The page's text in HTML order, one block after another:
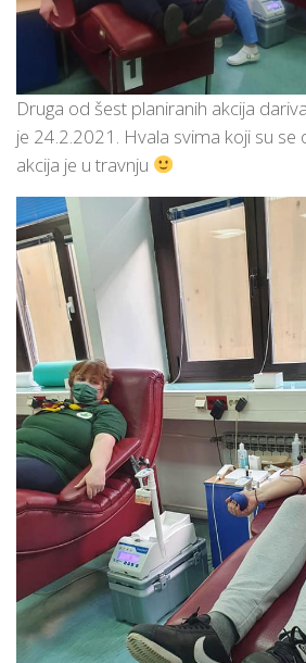
Druga od šest planiranih akcija
je 24.2.2021. Hvala svima koji su se
akcija je u travnju